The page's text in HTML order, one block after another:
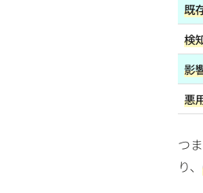
既
検
影
悪
つ
り、